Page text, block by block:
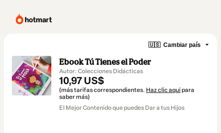
🇺🇸 Cambiar país
Ebook Tú Tienes el Poder
Autor: Colecciones Didácticas
10,97 US$
(más tarifas correspondientes. Haz clic aquí para
saber más)
El Mejor Contenido que puedes Dar a tus Hijos